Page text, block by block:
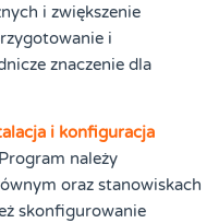
i zwiększenie
i
znaczenie dla
i konfiguracja
należy
oraz stanowiskach
skonfigurowanie